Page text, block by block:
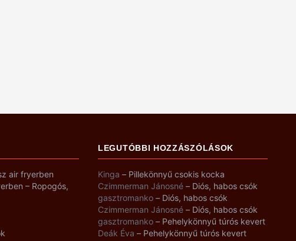
air fryerben
– Ropogós,
LEGUTÓBBI HOZZÁSZÓLÁSOK
Kinga – Pillekönnyű csokis kocka
Czimmerman Jánosné – Diós, habos csók
gasztromanko – Diós, habos csók
Czimmerman Jánosné – Diós, habos csók
gasztromanko – Pehelykönnyű túrós kevert
Deák Éva – Pehelykönnyű túrós kevert